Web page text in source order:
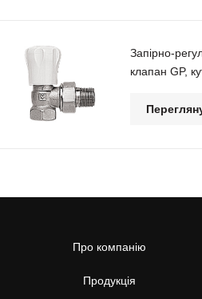
Запірно-
клапан GP,
Про компанію
Продукція